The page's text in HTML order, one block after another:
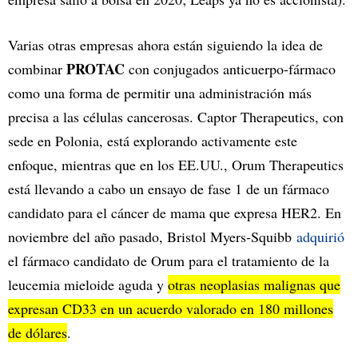
Varias otras empresas ahora están siguiendo la idea de
combinar PROTAC con conjugados anticuerpo-fármaco
como una forma de permitir una administración más
precisa a las células cancerosas. Captor Therapeutics, con
sede en Polonia, está explorando activamente este
enfoque, mientras que en los EE.UU., Orum Therapeutics
está llevando a cabo un ensayo de fase 1 de un fármaco
candidato para el cáncer de mama que expresa HER2. En
noviembre del año pasado, Bristol Myers-Squibb adquirió
el fármaco candidato de Orum para el tratamiento de la
leucemia mieloide aguda y otras neoplasias malignas que
expresan CD33 en un acuerdo valorado en 180 millones
de dólares.